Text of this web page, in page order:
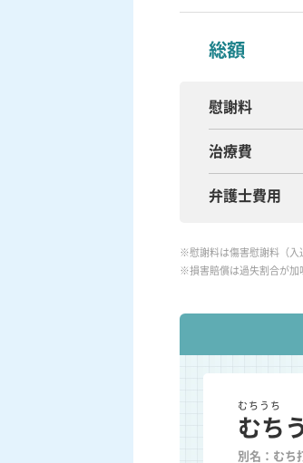
総額
慰謝料
治療費
弁護士費用
※慰謝料は傷害慰謝料（入
※損害賠償は過失割合が加
むちうち
むち
別名：むち